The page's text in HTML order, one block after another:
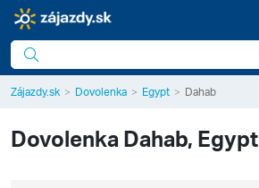
Zájazdy.sk Dovolenka Egypt Dahab
Dovolenka Dahab, Egypt